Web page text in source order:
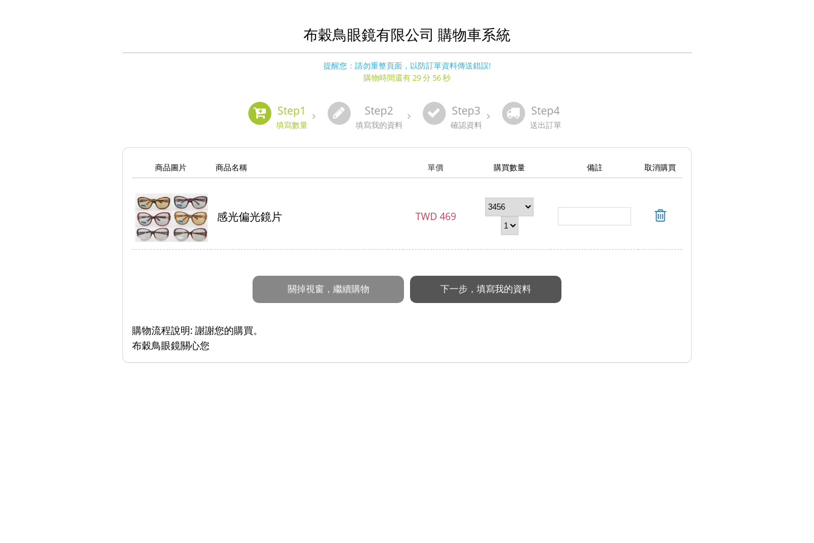
布穀鳥眼鏡有限公司 購物車系統
提醒您：請勿重整頁面，以防訂單資料傳送錯誤!
購物時間還有 29 分 56 秒
Step1
填寫數量
Step2
填寫我的資料
Step3
確認資料
Step4
送出訂單
商品圖片 商品名稱 單價 購買數量 備註 取消購買
感光偏光鏡片 TWD 469
購物流程說明: 謝謝您的購買。
布穀鳥眼鏡關心您